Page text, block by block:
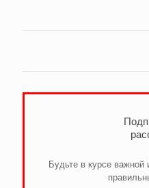
Будьте в курсе